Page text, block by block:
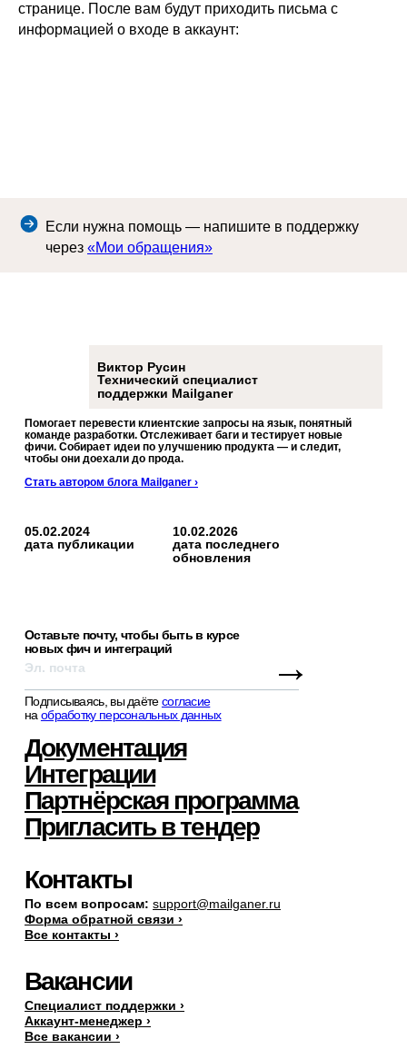
странице. После вам будут приходить письма с
информацией о входе в аккаунт:
Если нужна помощь — напишите в поддержку
через «Мои обращения»
Помогает перевести клиентские запросы на язык, понятный
команде разработки. Отслеживает баги и тестирует новые
фичи. Собирает идеи по улучшению продукта — и следит,
чтобы они доехали до прода.
Стать автором блога Mailganer ›
Виктор Русин
Технический специалист
поддержки Mailganer
05.02.2024
дата публикации
10.02.2026
дата последнего
обновления
Оставьте почту, чтобы быть в курсе
новых фич и интеграций
Подписываясь, вы даётесогласие
наобработку персональных данных
Интеграции
Документация
Партнёрская программа
Пригласить в тендер
→
По всем вопросам:
Все вакансии ›
Аккаунт-менеджер ›
Специалист поддержки ›
Вакансии
Контакты
support@mailganer.ru
Все контакты ›
Форма обратной связи ›